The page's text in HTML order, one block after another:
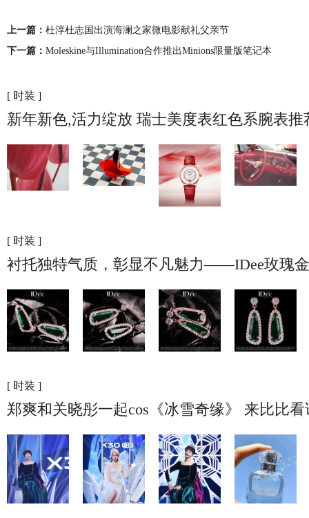
上一篇： 杜淳杜志国出演海澜之家微电影献礼父亲节
下一篇： Moleskine与Illumination合作推出Minions限量版笔记本
[ 时装 ]
新年新色,活力绽放 瑞士美度表红色系腕表推
[ 时装 ]
衬托独特气质，彰显不凡魅力——IDee玫瑰
[ 时装 ]
郑爽和关晓彤一起cos《冰雪奇缘》 来比比